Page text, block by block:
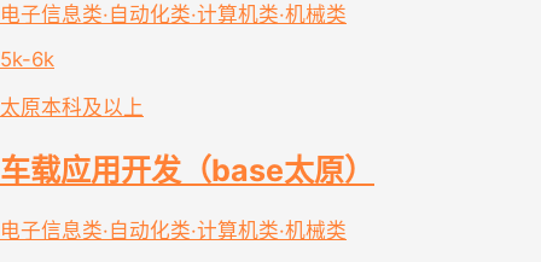
电子信息类·自动化类·计算机类·机械类
5k-6k
太原本科及以上
车载应用开发（base太原）
电子信息类·自动化类·计算机类·机械类